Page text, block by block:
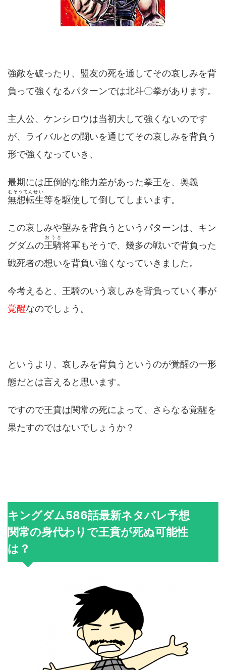
強敵を破ったり、盟友の死を通してその哀しみを背
負って強くなるパターンでは北斗〇拳があります。
主人公、ケンシロウは当初大して強くないのです
が、ライバルとの闘いを通じてその哀しみを背負う
形で強くなっていき、
最期には圧倒的な能力差があった拳王を、奥義
無想転生
むそうてんせい
等を駆使して倒してしまいます。
この哀しみや望みを背負うというパターンは、キン
グダムの王騎
おうき
将軍もそうで、幾多の戦いで背負った
戦死者の想いを背負い強くなっていきました。
今考えると、王騎のいう哀しみを背負っていく事が
覚醒なのでしょう。
というより、哀しみを背負うというのが覚醒の一形
態だとは言えると思います。
ですので王賁は関常の死によって、さらなる覚醒を
果たすのではないでしょうか？
キングダム586話最新ネタバレ予想
関常の身代わりで王賁が死ぬ可能性
は？